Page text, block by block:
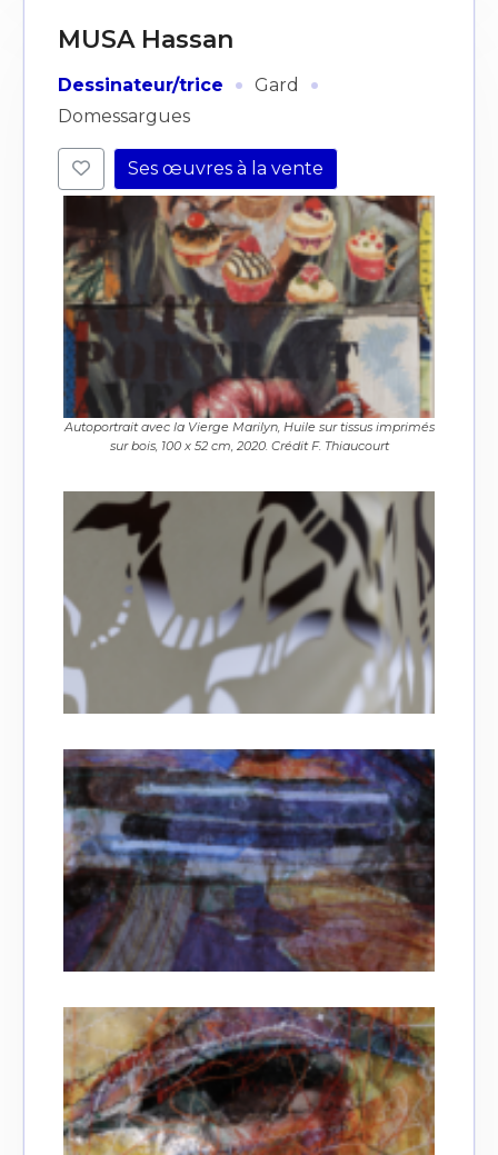
MUSA Hassan
Dessinateur/trice · Gard ·
Domessargues
Ses œuvres à la vente
Autoportrait avec la Vierge Marilyn, Huile sur tissus imprimés
sur bois, 100 x 52 cm, 2020. Crédit F. Thiaucourt